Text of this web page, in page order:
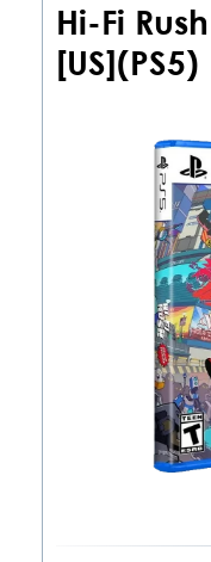
Hi-Fi
[US](PS5)